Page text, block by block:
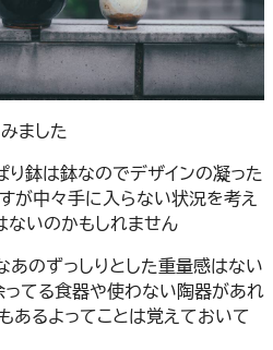
ました
り鉢は鉢なのでデザインの凝った
が中々手に入らない状況を考え
ないのかもしれません
あのずっしりとした重量感はない
ってる食器や使わない陶器があれ
あるよってことは覚えておいて